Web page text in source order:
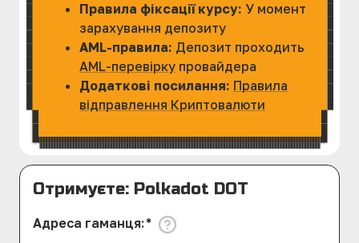
Правила фіксації курсу: У момент
зарахування депозиту
AML-правила: Депозит проходить
AML-перевірку провайдера
Додаткові посилання: Правила
відправлення Криптовалюти
Отримуєте: Polkadot DOT
Адреса гаманця: *